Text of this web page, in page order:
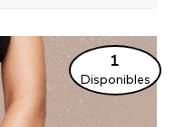
1
Disponibles